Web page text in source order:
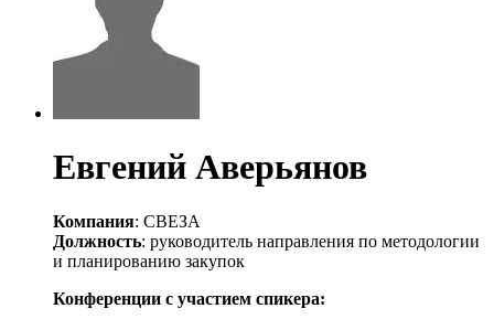
Евгений Аверьянов
Компания: СВЕЗА
Должность: руководитель направления по методологии
и планированию закупок
Конференции с участием спикера: